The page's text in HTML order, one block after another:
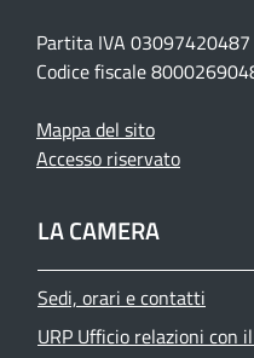
Partita IVA 03097420487
Codice fiscale
Mappa del sito
Accesso riservato
LA CAMERA
Sedi, orari e contatti
URP Ufficio relazioni con